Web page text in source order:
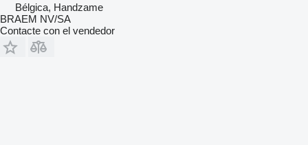
Bélgica, Handzame
BRAEM NV/SA
Contacte con el vendedor